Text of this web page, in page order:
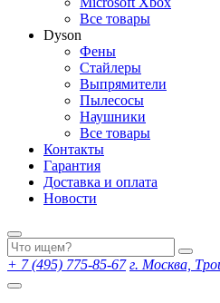
Все товары
Dyson
Фены
Стайлеры
Выпрямители
Пылесосы
Наушники
Все товары
Контакты
Гарантия
Доставка и оплата
Новости
+ 7 (495) 775-85-67 г. Москва,